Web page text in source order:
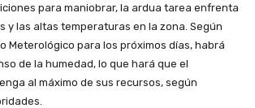
para maniobrar, la ardua tarea enfrenta
y las altas temperaturas en la zona. Según
Meterológico para los próximos días, habrá
de la humedad, lo que hará que el
al máximo de sus recursos, según